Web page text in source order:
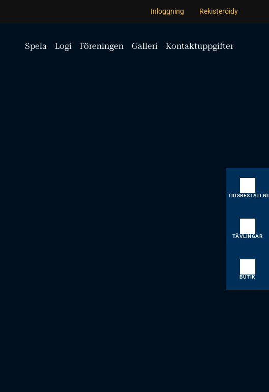
Inloggning Rekisteröidy
Spela Logi Föreningen Galleri Kontaktuppgifter
TÄVLINGAR
BUTIK